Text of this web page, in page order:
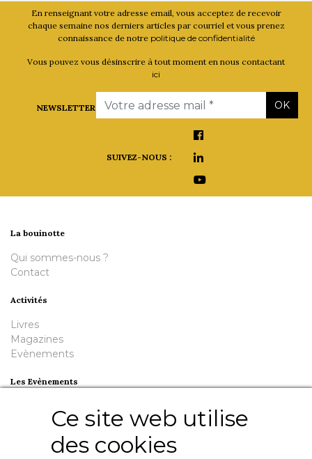
Ce site web utilise
des cookies
En renseignant votre adresse email, vous acceptez de recevoir
chaque semaine nos derniers articles par courriel et vous prenez
connaissance de notre politique de confidentialité
Vous pouvez vous désinscrire à tout moment en nous contactant
ici
NEWSLETTER
Email OK
SUIVEZ-NOUS :
La bouinotte
Qui sommes-nous ?
Contact
Activités
Livres
Magazines
Evènements
Les Evènements
Nuit de la Bouinotte
Besoin d'aide ?